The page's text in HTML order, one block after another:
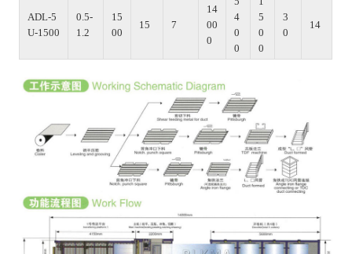
ADL-5
U-1500
0.5-
1.2
15
00
15 7
14
00
0
4
0
0
5
0
0
3
0
14